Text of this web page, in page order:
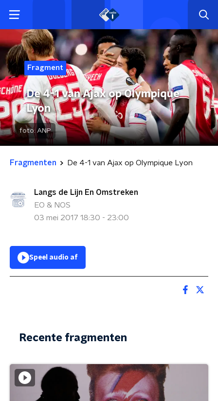
Fragment
De 4-1 van Ajax op Olympique
Lyon
foto: ANP
Fragmenten De 4-1 van Ajax op Olympique Lyon
Langs de Lijn En Omstreken
EO & NOS
03 mei 2017 18:30 - 23:00
Speel audio af
Recente fragmenten